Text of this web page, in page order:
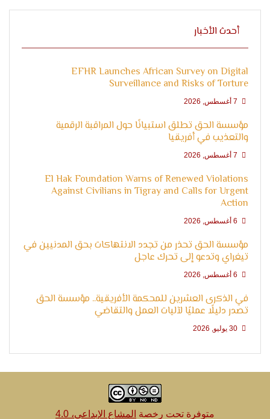
وحقوق
أحدث الأخبار
EFHR Launches African Survey on Digital
Surveillance and Risks of Torture
مؤسسة الحق تطلق استبيانًا حول المراقبة الرقمية
والتعذيب في أفريقيا
El Hak Foundation Warns of Renewed Violations
Against Civilians in Tigray and Calls for Urgent
Action
مؤسسة الحق تحذر من تجدد الانتهاكات بحق المدنيين في
تيغراي وتدعو إلى تحرك عاجل
في الذكرى العشرين للمحكمة الأفريقية.. مؤسسة الحق
تصدر دليلًا عمليًا لآليات العمل والتقاضي
متوفرة تحت رخصة المشاع الإبداعي، 4.0